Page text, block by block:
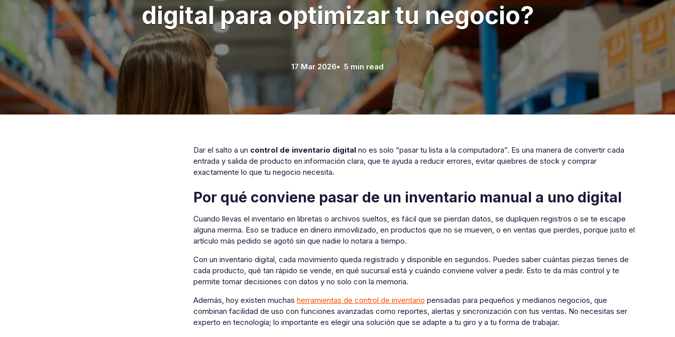
digital para optimizar tu negocio?
17 Mar 2026• 5 min read
Dar el salto a un control de inventario digitalno es solo “pasar tu lista a la computadora”. Es una manera de convertir cada
entrada y salida de producto en información clara, que te ayuda a reducir errores, evitar quiebres de stock y comprar
exactamente lo que tu negocio necesita.
Por qué conviene pasar de un inventario manual a uno digital
Cuando llevas el inventario en libretas o archivos sueltos, es fácil que se pierdan datos, se dupliquen registros o se te escape
alguna merma. Eso se traduce en dinero inmovilizado, en productos que no se mueven, o en ventas que pierdes, porque justo el
artículo más pedido se agotó sin que nadie lo notara a tiempo.
Con un inventario digital, cada movimiento queda registrado y disponible en segundos. Puedes saber cuántas piezas tienes de
cada producto, qué tan rápido se vende, en qué sucursal está y cuándo conviene volver a pedir. Esto te da más control y te
permite tomar decisiones con datos y no solo con la memoria.
Además, hoy existen muchas herramientas de control de inventario pensadas para pequeños y medianos negocios, que
combinan facilidad de uso con funciones avanzadas como reportes, alertas y sincronización con tus ventas. No necesitas ser
experto en tecnología; lo importante es elegir una solución que se adapte a tu giro y a tu forma de trabajar.